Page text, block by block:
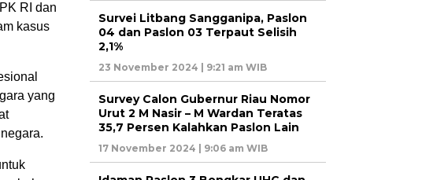
RI dan
kasus
yang
Survei Litbang Sangganipa, Paslon
04 dan Paslon 03 Terpaut Selisih
2,1%
23 November 2024 | 9:21 am WIB
Survey Calon Gubernur Riau Nomor
Urut 2 M Nasir – M Wardan Teratas
35,7 Persen Kalahkan Paslon Lain
17 November 2024 | 9:06 am WIB